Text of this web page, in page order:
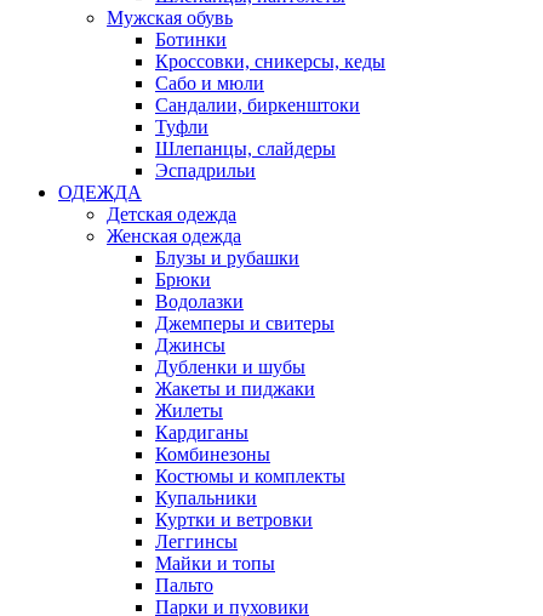
Мужская обувь
Ботинки
Кроссовки, сникерсы, кеды
Сабо и мюли
Сандалии, биркенштоки
Туфли
Шлепанцы, слайдеры
Эспадрильи
ОДЕЖДА
Детская одежда
Женская одежда
Блузы и рубашки
Брюки
Водолазки
Джемперы и свитеры
Джинсы
Дубленки и шубы
Жакеты и пиджаки
Жилеты
Кардиганы
Комбинезоны
Костюмы и комплекты
Купальники
Куртки и ветровки
Леггинсы
Майки и топы
Пальто
Парки и пуховики